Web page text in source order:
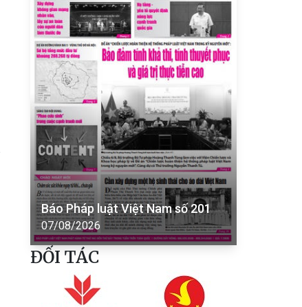
Báo Pháp luật Việt Nam số 201
07/08/2026
ĐỐI TÁC